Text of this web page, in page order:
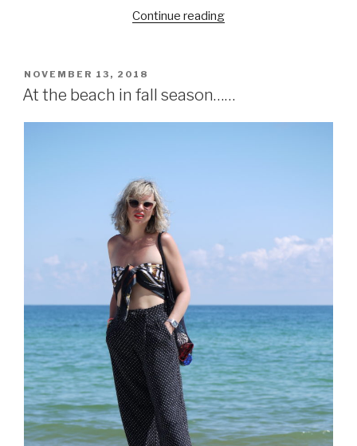
Continue reading
POSTED
ON
NOVEMBER 13, 2018
At the beach in fall season……